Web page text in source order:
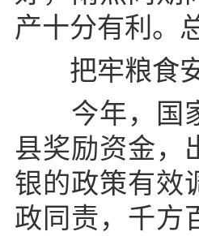
产十分有利。
把牢粮食安
今年，国家
县奖励资金，
银的政策有效
政同责，千方